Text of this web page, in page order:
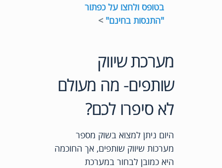
בטופס ולחצו על כפתור
"התנסות בחינם" >
מערכת שיווק
שותפים- מה מעולם
לא סיפרו לכם?
היום ניתן למצוא בשוק מספר
מערכות שיווק שותפים, אך החוכמה
היא כמובן לבחור במערכת